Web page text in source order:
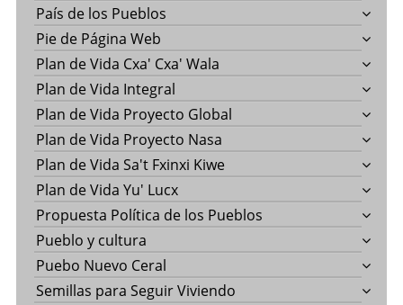
País de los Pueblos
Pie de Página Web
Plan de Vida Cxa' Cxa' Wala
Plan de Vida Integral
Plan de Vida Proyecto Global
Plan de Vida Proyecto Nasa
Plan de Vida Sa't Fxinxi Kiwe
Plan de Vida Yu' Lucx
Propuesta Política de los Pueblos
Pueblo y cultura
Puebo Nuevo Ceral
Semillas para Seguir Viviendo